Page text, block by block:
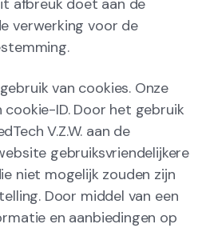
verwerking voor de
van cookies. Onze
ID. Door het gebruik
V.Z.W. aan de
gebruiksvriendelijkere
niet mogelijk zouden zijn
Door middel van een
en aanbiedingen op